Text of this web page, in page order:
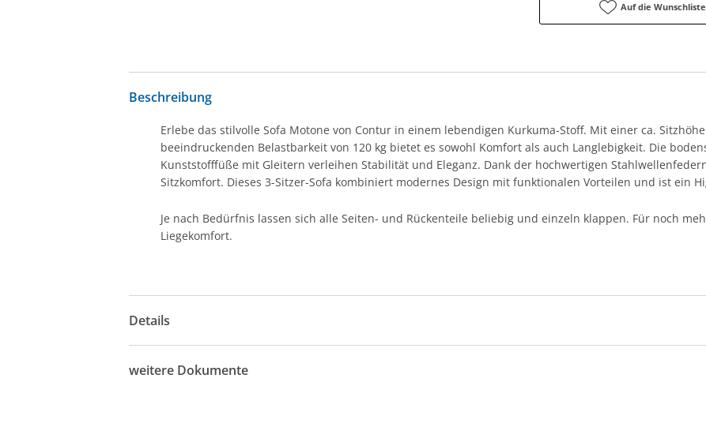
Auf die Wunschliste
Beschreibung
Erlebe das stilvolle Sofa Motone von Contur in einem lebendigen Kurkuma-Stoff. Mit einer ca.
beeindruckenden Belastbarkeit von 120 kg bietet es sowohl Komfort als auch Langlebigkeit. Die
Kunststofffüße mit Gleitern verleihen Stabilität und Eleganz. Dank der hochwertigen
Sitzkomfort. Dieses 3-Sitzer-Sofa kombiniert modernes Design mit funktionalen Vorteilen und ist ein
Je nach Bedürfnis lassen sich alle Seiten- und Rückenteile beliebig und einzeln klappen. Für noch
Liegekomfort.
Details
weitere Dokumente